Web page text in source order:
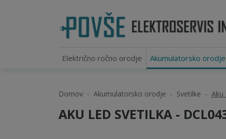
Električno ročno orodje Akumulatorsko orodje
Domov Akumulatorsko orodje Svetilke Aku
AKU LED SVETILKA -